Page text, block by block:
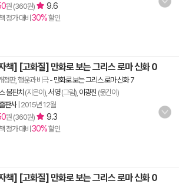
원 (360원) 9.6
정가 대비 30%할인
책] [고화질] 만화로 보는 그리스 로마 신화 0
정판, 행운과 비극- 만화로 보는 그리스 로마 신화 7
불핀치 (지은이), 서영(그림), 이광진 (옮긴이)
판사| 2015년 12월
원 (360원) 9.3
정가 대비 30%할인
책] [고화질] 만화로 보는 그리스 로마 신화 0